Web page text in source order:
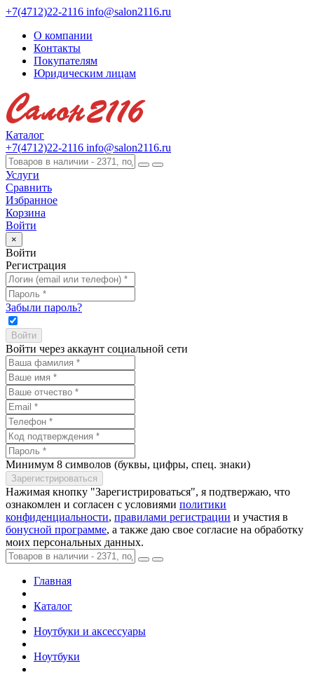
+7(4712)22-2116 info@salon2116.ru
О компании
Контакты
Покупателям
Юридическим лицам
Каталог
+7(4712)22-2116 info@salon2116.ru
Услуги
Сравнить
Избранное
Корзина
Войти
×
Войти
Регистрация
Забыли пароль?
Войти через аккаунт социальной сети
Минимум 8 символов (буквы, цифры, спец. знаки)
Нажимая кнопку "Зарегистрироваться", я подтвержаю, что
ознакомлен и согласен с условиями политики
конфиденциальности, правилами регистрации и участия в
бонусной программе, а также даю свое согласие на обработку
моих персональных данных.
Главная
Каталог
Ноутбуки и аксессуары
Ноутбуки